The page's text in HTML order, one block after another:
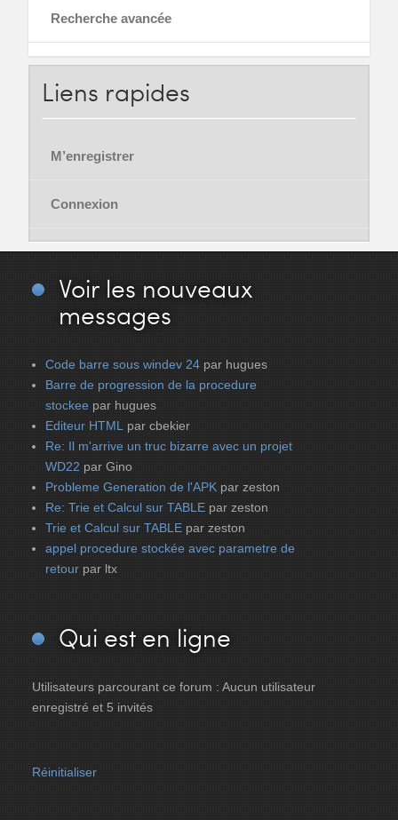
Recherche avancée
Liens rapides
M’enregistrer
Connexion
Voir les nouveaux
messages
Code barre sous windev 24 par hugues
Barre de progression de la procedure
stockee par hugues
Editeur HTML par cbekier
Re: Il m'arrive un truc bizarre avec un projet
WD22 par Gino
Probleme Generation de l'APK par zeston
Re: Trie et Calcul sur TABLE par zeston
Trie et Calcul sur TABLE par zeston
appel procedure stockée avec parametre de
retour par ltx
Qui est en ligne
Utilisateurs parcourant ce forum : Aucun utilisateur
enregistré et 5 invités
Réinitialiser